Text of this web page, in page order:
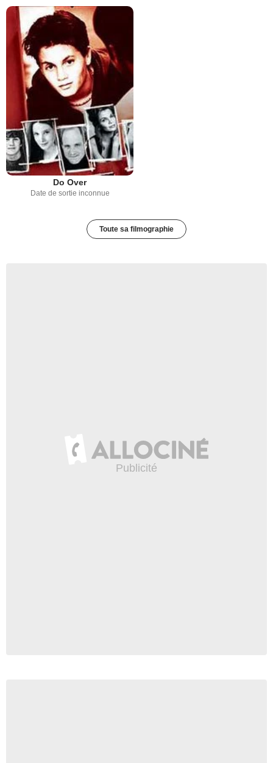
Do Over
Date de sortie inconnue
Toute sa filmographie